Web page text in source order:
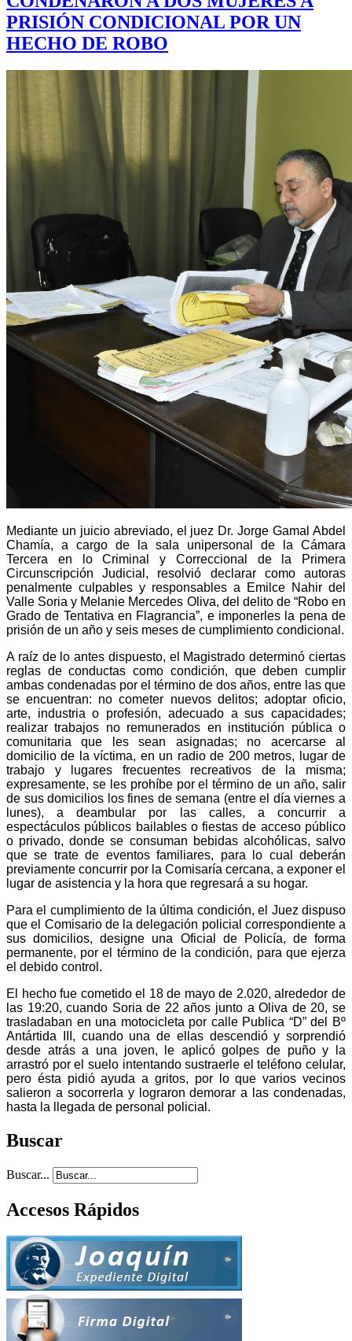
PRISIÓN CONDICIONAL POR UN
HECHO DE ROBO
Mediante un juicio abreviado, el juez Dr. Jorge Gamal Abdel
Chamía, a cargo de la sala unipersonal de la Cámara
Tercera en lo Criminal y Correccional de la Primera
Circunscripción Judicial, resolvió declarar como autoras
penalmente culpables y responsables a Emilce Nahir del
Valle Soria y Melanie Mercedes Oliva, del delito de “Robo en
Grado de Tentativa en Flagrancia”, e imponerles la pena de
prisión de un año y seis meses de cumplimiento condicional.
A raíz de lo antes dispuesto, el Magistrado determinó ciertas
reglas de conductas como condición, que deben cumplir
ambas condenadas por el término de dos años, entre las que
se encuentran: no cometer nuevos delitos; adoptar oficio,
arte, industria o profesión, adecuado a sus capacidades;
realizar trabajos no remunerados en institución pública o
comunitaria que les sean asignadas; no acercarse al
domicilio de la víctima, en un radio de 200 metros, lugar de
trabajo y lugares frecuentes recreativos de la misma;
expresamente, se les prohíbe por el término de un año, salir
de sus domicilios los fines de semana (entre el día viernes a
lunes), a deambular por las calles, a concurrir a
espectáculos públicos bailables o fiestas de acceso público
o privado, donde se consuman bebidas alcohólicas, salvo
que se trate de eventos familiares, para lo cual deberán
previamente concurrir por la Comisaría cercana, a exponer el
lugar de asistencia y la hora que regresará a su hogar.
Para el cumplimiento de la última condición, el Juez dispuso
que el Comisario de la delegación policial correspondiente a
sus domicilios, designe una Oficial de Policía, de forma
permanente, por el término de la condición, para que ejerza
el debido control.
El hecho fue cometido el 18 de mayo de 2.020, alrededor de
las 19:20, cuando Soria de 22 años junto a Oliva de 20, se
trasladaban en una motocicleta por calle Publica “D” del Bº
Antártida III, cuando una de ellas descendió y sorprendió
desde atrás a una joven, le aplicó golpes de puño y la
arrastró por el suelo intentando sustraerle el teléfono celular,
pero ésta pidió ayuda a gritos, por lo que varios vecinos
salieron a socorrerla y lograron demorar a las condenadas,
hasta la llegada de personal policial.
Buscar
Buscar...
Accesos Rápidos